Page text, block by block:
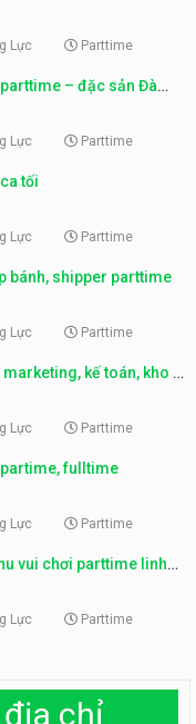
Lực Parttime
– đặc sản Đà
Lực Parttime
tối
Lực Parttime
bánh, shipper parttime
Lực Parttime
marketing, kế toán, kho –
Lực Parttime
fulltime
Lực Parttime
vui chơi parttime linh
Lực Parttime
chỉ